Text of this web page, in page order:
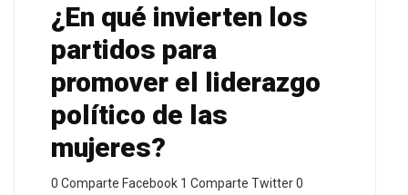
¿En qué invierten los
partidos para
promover el liderazgo
político de las
mujeres?
0 Comparte Facebook 1 Comparte Twitter 0